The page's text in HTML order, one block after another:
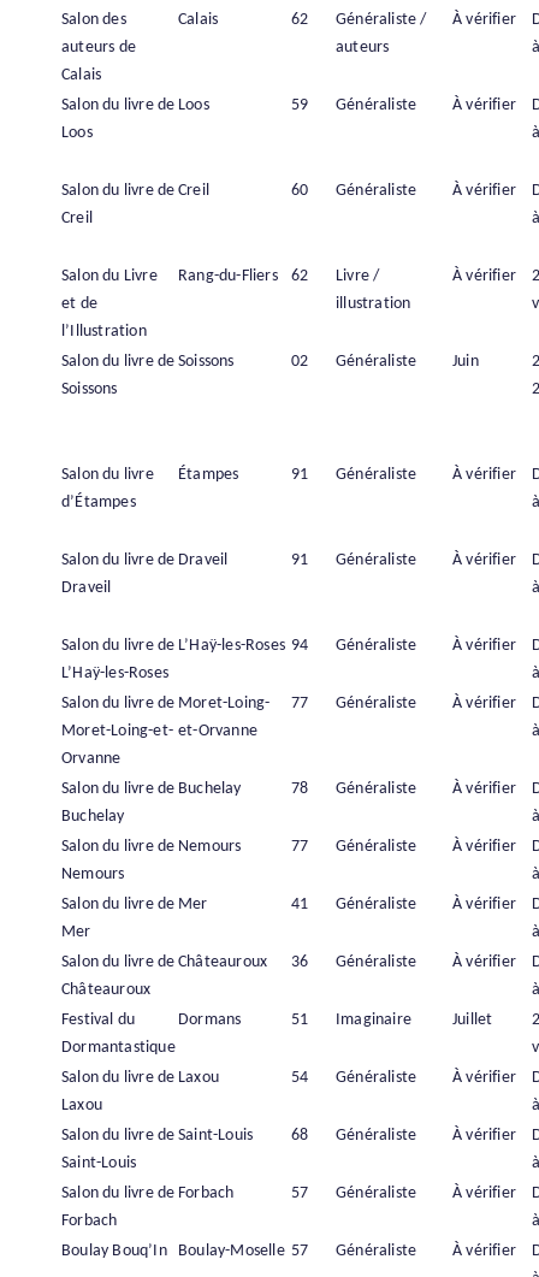
Salon des
auteurs de
Calais
Calais 62
Généraliste /
auteurs
À vérifier
Salon du livre de
Loos
Loos 59 Généraliste À vérifier
Salon du livre de
Creil
Creil 60 Généraliste À vérifier
Salon du Livre
et de
l’Illustration
Rang-du-Fliers 62
Livre /
illustration
À vérifier
Salon du livre de
Soissons
Soissons 02 Généraliste Juin
Salon du livre
d’Étampes
Étampes 91 Généraliste À vérifier
Salon du livre de
Draveil
Draveil 91 Généraliste À vérifier
Salon du livre de
L’Haÿ-les-Roses
L’Haÿ-les-Roses 94 Généraliste À vérifier
Salon du livre de
Moret-Loing-et-
Orvanne
Moret-Loing-
et-Orvanne
77 Généraliste À vérifier
Salon du livre de
Buchelay
Buchelay 78 Généraliste À vérifier
Salon du livre de
Nemours
Nemours 77 Généraliste À vérifier
Salon du livre de
Mer
Mer 41 Généraliste À vérifier
Salon du livre de
Châteauroux
Châteauroux 36 Généraliste À vérifier
Festival du
Dormantastique
Dormans 51 Imaginaire Juillet
Salon du livre de
Laxou
Laxou 54 Généraliste À vérifier
Salon du livre de
Saint-Louis
Saint-Louis 68 Généraliste À vérifier
Salon du livre de
Forbach
Forbach 57 Généraliste À vérifier
Boulay Bouq’In
Boulay-Moselle 57 Généraliste À vérifier